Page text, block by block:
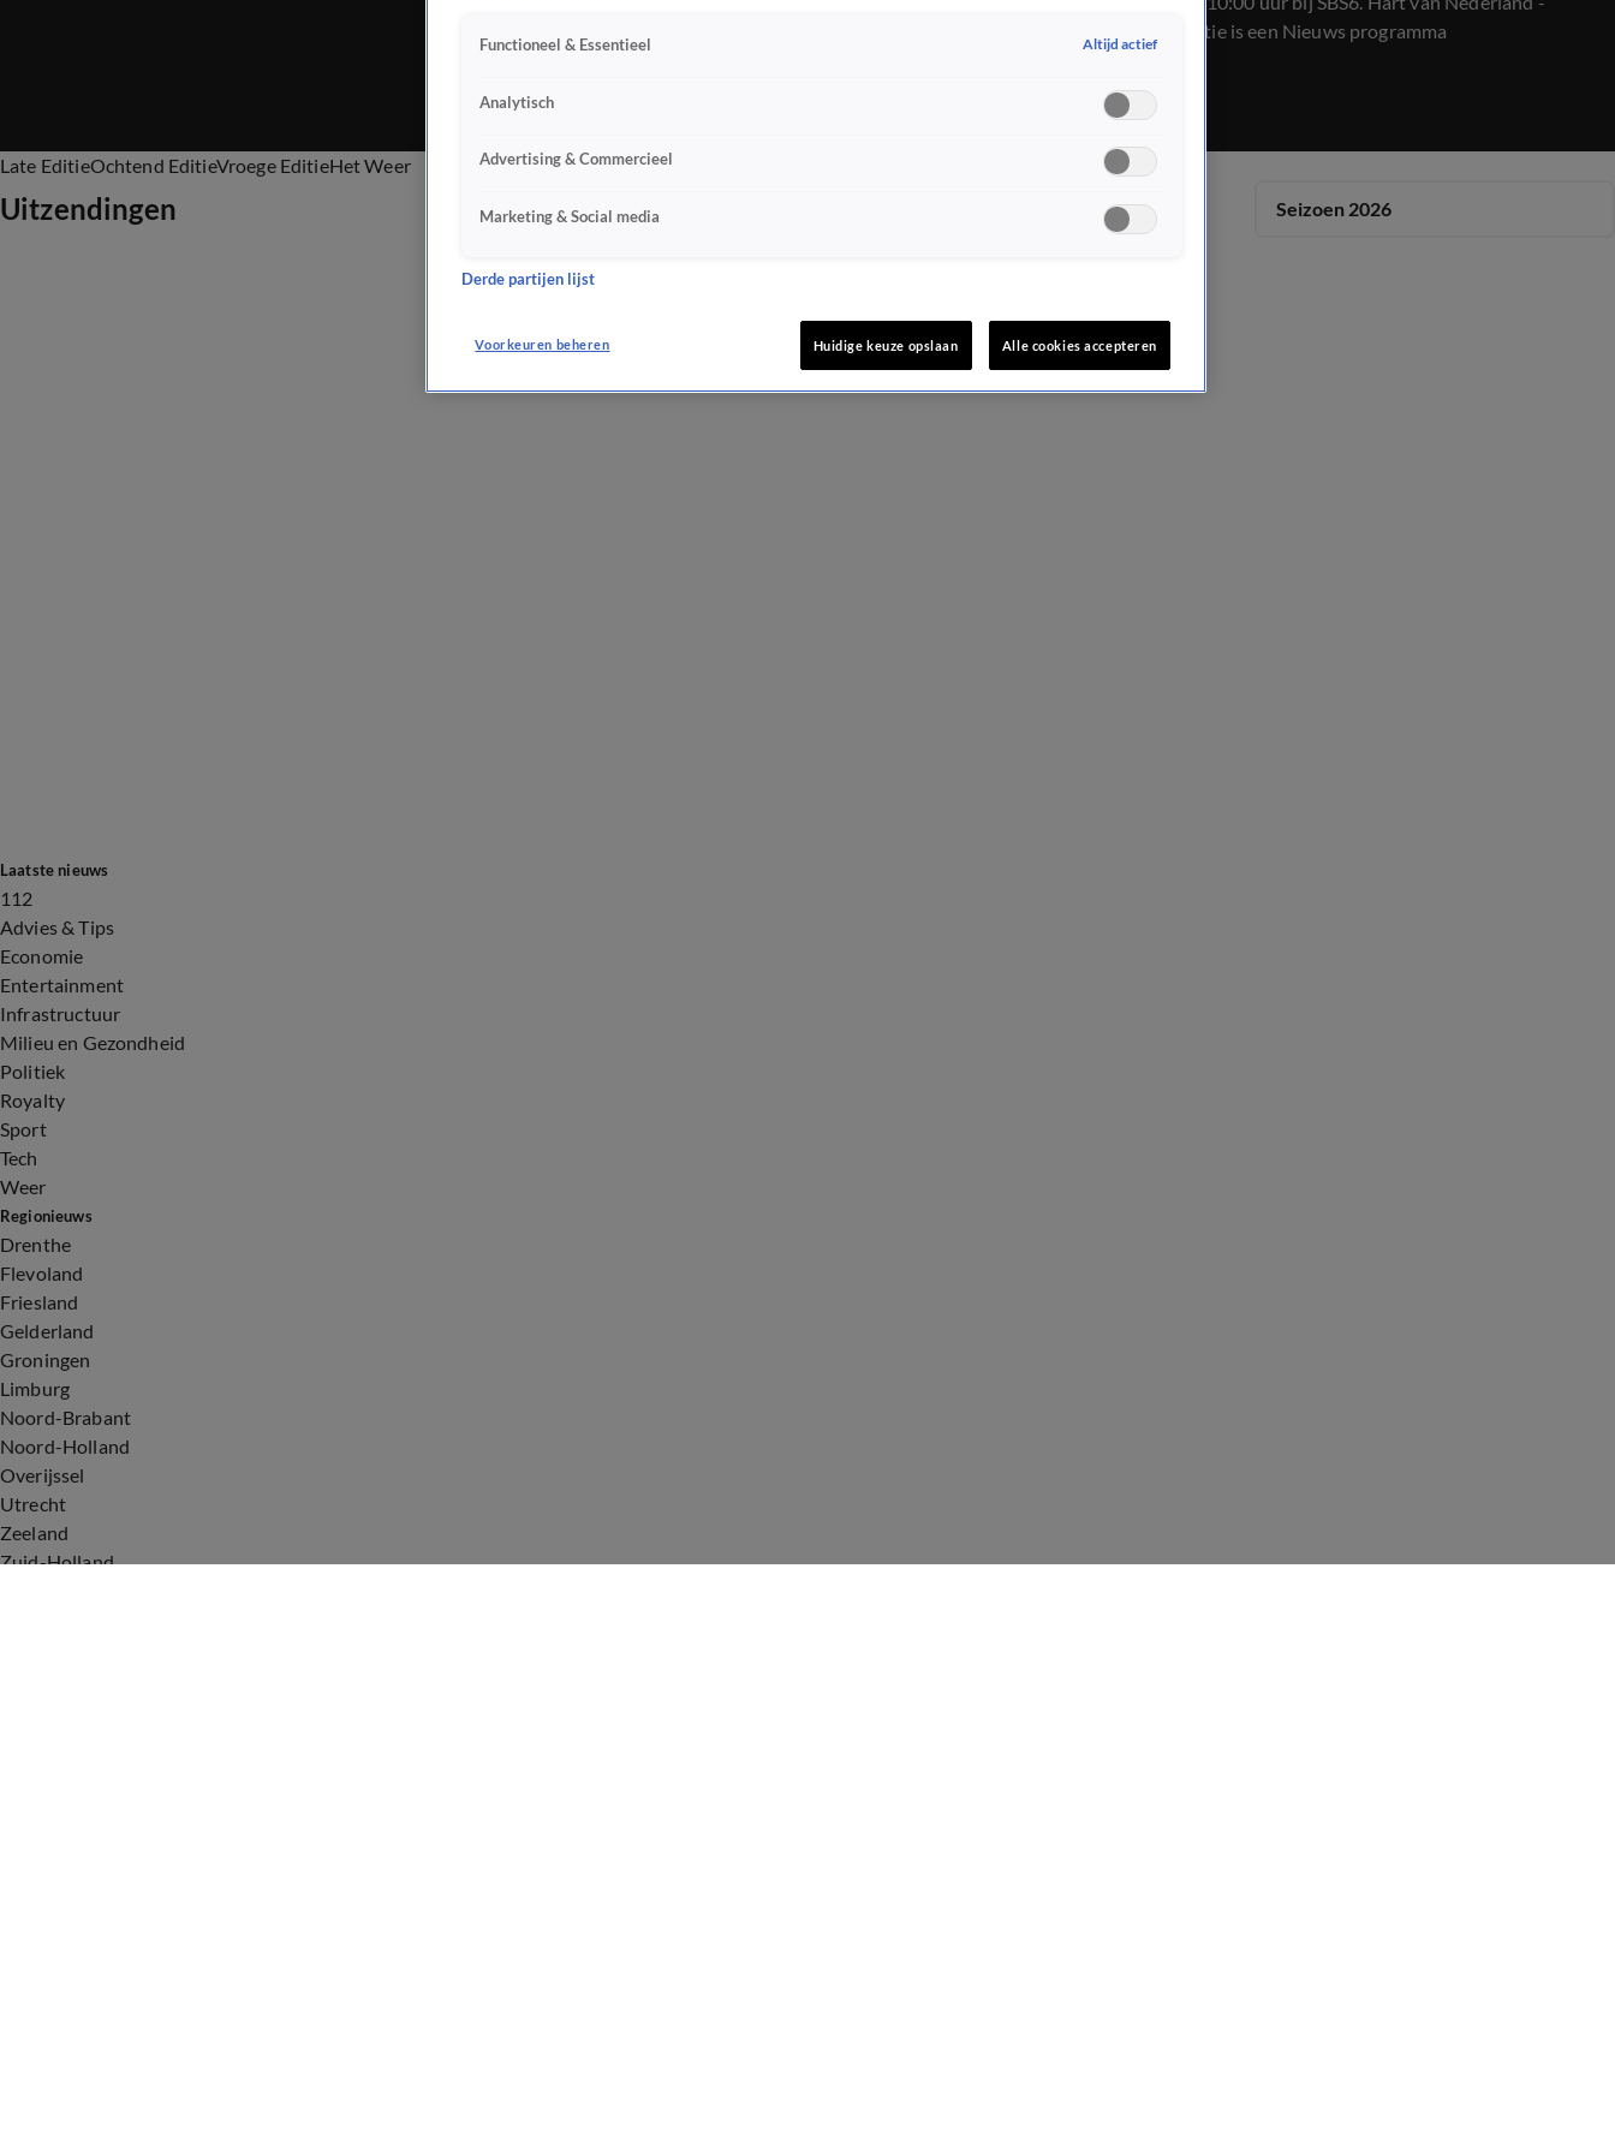
Ochtend Editie is een Nieuws programma
Late EditieOchtend EditieVroege EditieHet Weer
Uitzendingen Seizoen 2026
Laatste nieuws
112
Advies & Tips
Economie
Entertainment
Infrastructuur
Milieu en Gezondheid
Politiek
Royalty
Sport
Tech
Weer
Regionieuws
Drenthe
Flevoland
Friesland
Gelderland
Groningen
Limburg
Noord-Brabant
Noord-Holland
Overijssel
Utrecht
Zeeland
Zuid-Holland
Functioneel & Essentieel Altijd actief
Analytisch
Advertising & Commercieel
Marketing & Social media
Derde partijen lijst
Voorkeuren beheren Huidige keuze opslaan Alle cookies accepteren